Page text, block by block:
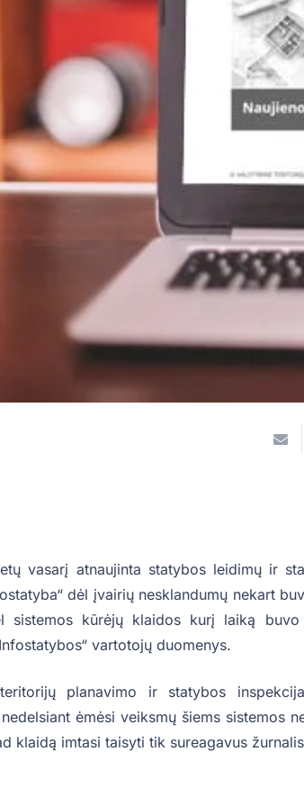
vasarį atnaujinta statybos leidimų ir
dėl įvairių nesklandumų nekart
sistemos kūrėjų klaidos kurį laiką
vartotojų duomenys.
planavimo ir statybos
ėmėsi veiksmų šiems sistemos
klaidą imtasi taisyti tik sureagavus